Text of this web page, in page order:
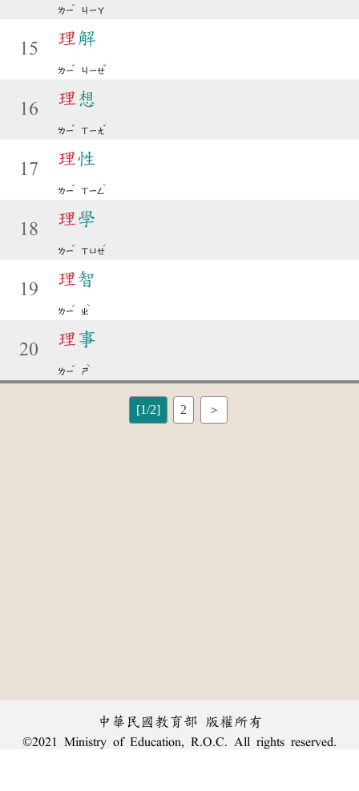
ㄌㄧ
ˇ
ㄐㄧㄚ
15
理解
ㄌㄧ
ˇ
ㄐㄧㄝ
ˇ
16
理 想
ㄌㄧ
ˇ
ㄒㄧㄤ
ˇ
17
理性
ㄌㄧ
ˇ
ㄒㄧㄥ
ˋ
18
理學
ㄌㄧ
ˇ
ㄒㄩㄝ
ˊ
19
理智
ㄌㄧ
ˇ
ㄓ
ˋ
20
理事
ㄌㄧ
ˇ
ㄕ
ˋ
[1/2] 2 ＞
中華民國教育部 版權所有
©2021 Ministry of Education, R.O.C. All rights reserved.